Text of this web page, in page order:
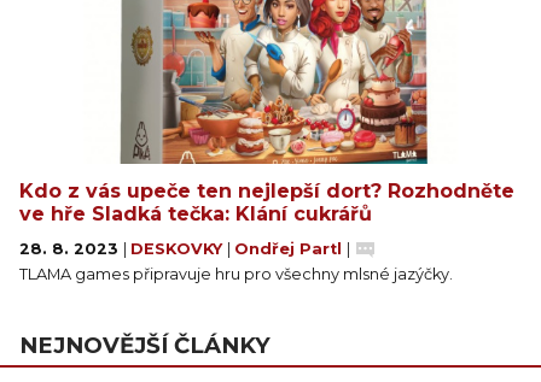
Kdo z vás upeče ten nejlepší dort? Rozhodněte
ve hře Sladká tečka: Klání cukrářů
28. 8. 2023 DESKOVKY Ondřej Partl
TLAMA games připravuje hru pro všechny mlsné jazýčky.
NEJNOVĚJŠÍ ČLÁNKY